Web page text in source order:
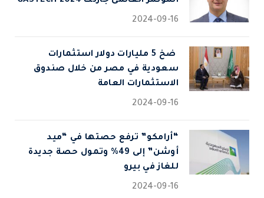
2024-09-16
⁠ ضخ 5 مليارات دولار استثمارات
سعودية في مصر من خلال صندوق
الاستثمارات العامة
2024-09-16
“أرامكو” ترفع حصتها في “ميد
أوشن” إلى 49% وتمول حصة جديدة
للغاز في بيرو
2024-09-16